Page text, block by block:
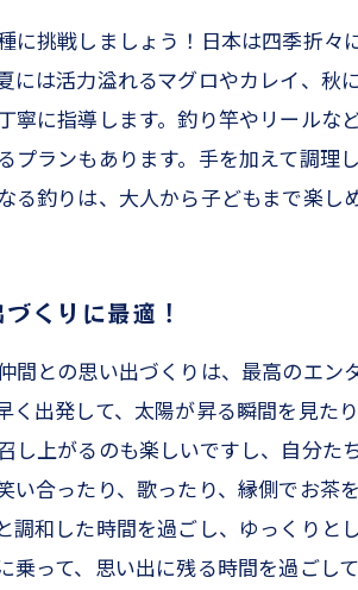
に挑戦しましょう！日本は四季折
には活力溢れるマグロやカレイ、秋
寧に指導します。釣り竿やリール
プランもあります。手を加えて調理
る釣りは、大人から子どもまで楽し
くりに最適！
間との思い出づくりは、最高のエン
く出発して、太陽が昇る瞬間を見
し上がるのも楽しいですし、自分
い合ったり、歌ったり、縁側でお茶
調和した時間を過ごし、ゆっくり
乗って、思い出に残る時間を過ごして